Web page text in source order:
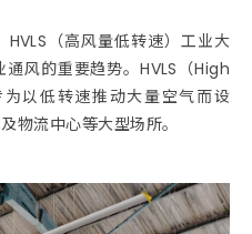
（高风量低转速）工业大
风的重要趋势。HVLS（High
以低转速推动大量空气而设
物流中心等大型场所。